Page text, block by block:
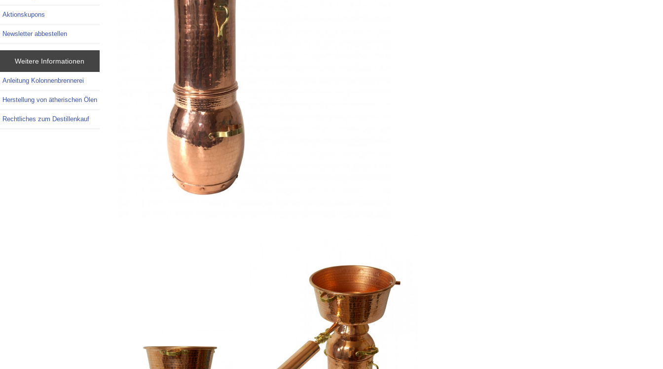
Aktionskupons
Newsletter abbestellen
Weitere Informationen
Anleitung Kolonnenbrennerei
Herstellung von ätherischen Ölen
Rechtliches zum Destillenkauf